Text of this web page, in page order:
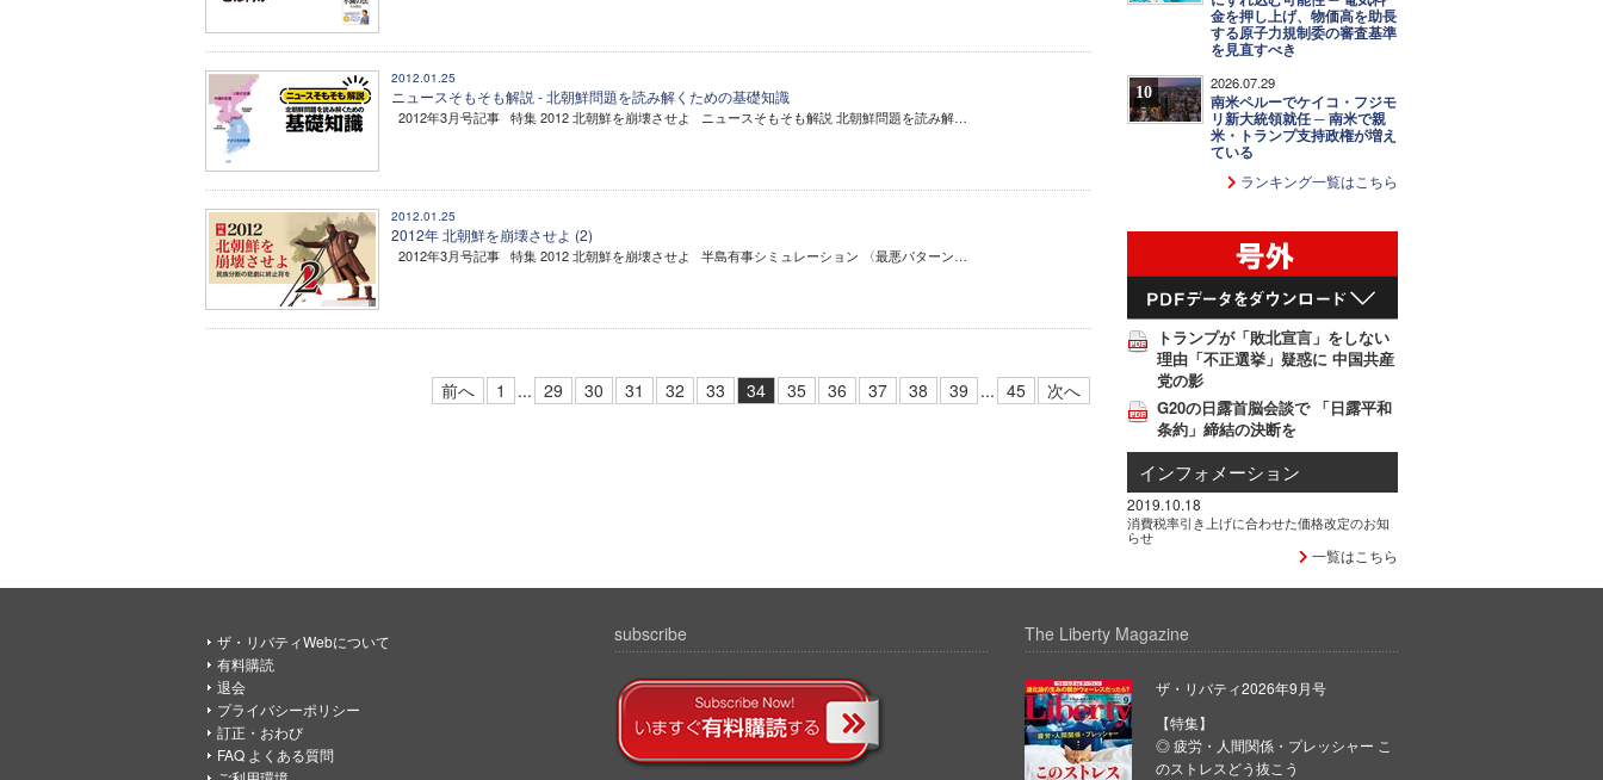
2012.01.25
ニュースそもそも解説 - 北朝鮮問題を読み解くための基礎知識
2012年3月号記事 特集 2012 北朝鮮を崩壊させよ ニュースそもそも解説 北朝鮮問題を読み解…
2012.01.25
2012年 北朝鮮を崩壊させよ (2)
2012年3月号記事 特集 2012 北朝鮮を崩壊させよ 半島有事シミュレーション 〈最悪パターン…
前へ 1 ... 29 30 31 32 33 34 35 36 37 38 39 ... 45 次へ
金を押し上げ、物価高を助長
する原子力規制委の審査基準
を見直すべき
10 2026.07.29
南米ペルーでケイコ・フジモ
リ新大統領就任 ─ 南米で親
米・トランプ支持政権が増え
ている
ランキング一覧はこちら
トランプが「敗北宣言」をしない
理由「不正選挙」疑惑に 中国共産
党の影
G20の日露首脳会談で 「日露平和
条約」締結の決断を
インフォメーション
2019.10.18
消費税率引き上げに合わせた価格改定のお知
らせ
一覧はこちら
ザ・リバティWebについて
有料購読
退会
プライバシーポリシー
訂正・おわび
FAQ よくある質問
subscribe The Liberty Magazine
ザ・リバティ2026年9月号
【特集】
◎ 疲労・人間関係・プレッシャー こ
のストレスどう抜こう